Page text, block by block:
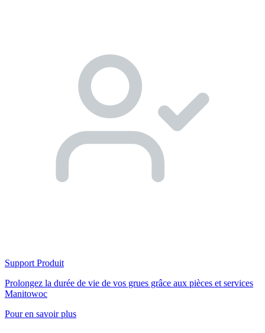
Support Produit
Prolongez la durée de vie de vos grues grâce aux pièces et services
Manitowoc
Pour en savoir plus